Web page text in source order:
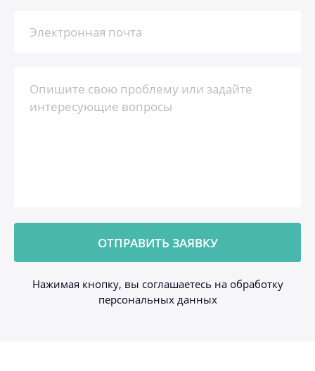
Нажимая кнопку, вы соглашаетесь на обработку
персональных данных